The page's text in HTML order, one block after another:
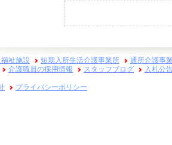
祉施設 短期入所生活介護事業所
通所介護事
介護職員の採用情報 スタッフブログ 入札公
プライバシーポリシー